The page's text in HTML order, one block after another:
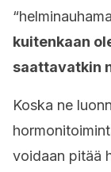
kuitenkaan
saattavatkin
Koska ne
voidaan pitää